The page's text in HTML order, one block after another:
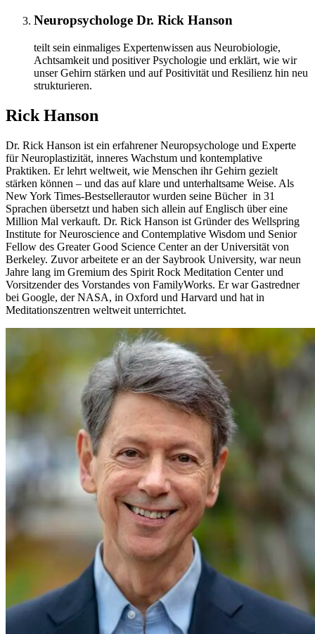
Neuropsychologe Dr. Rick Hanson
teilt sein einmaliges Expertenwissen aus Neurobiologie,
Achtsamkeit und positiver Psychologie und erklärt, wie wir
unser Gehirn stärken und auf Positivität und Resilienz hin neu
strukturieren.
Rick Hanson
Dr. Rick Hanson ist ein erfahrener Neuropsychologe und Experte
für Neuroplastizität, inneres Wachstum und kontemplative
Praktiken. Er lehrt weltweit, wie Menschen ihr Gehirn gezielt
stärken können – und das auf klare und unterhaltsame Weise. Als
New York Times-Bestsellerautor wurden seine Bücher in 31
Sprachen übersetzt und haben sich allein auf Englisch über eine
Million Mal verkauft. Dr. Rick Hanson ist Gründer des Wellspring
Institute for Neuroscience and Contemplative Wisdom und Senior
Fellow des Greater Good Science Center an der Universität von
Berkeley. Zuvor arbeitete er an der Saybrook University, war neun
Jahre lang im Gremium des Spirit Rock Meditation Center und
Vorsitzender des Vorstandes von FamilyWorks. Er war Gastredner
bei Google, der NASA, in Oxford und Harvard und hat in
Meditationszentren weltweit unterrichtet.